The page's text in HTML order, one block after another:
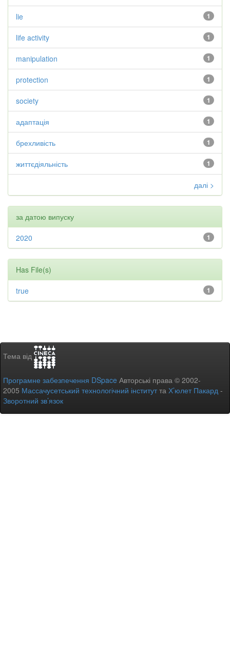
1
lie
1
life activity
1
manipulation
1
protection
1
society
1
адаптація
1
брехливість
1
життєдіяльність
далі >
за датою випуску
1
2020
Has File(s)
1
true
Тема від
Програмне забезпечення DSpace Авторські права © 2002-
2005 Массачусетський технологічний інститутта Х’юлет Пакард -
Зворотний зв’язок